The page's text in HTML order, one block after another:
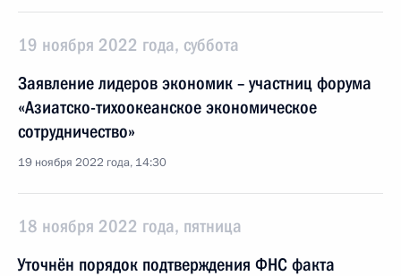
19 ноября 2022 года, суббота
Заявление лидеров экономик – участниц форума
«Азиатско-тихоокеанское экономическое
сотрудничество»
19 ноября 2022 года, 14:30
18 ноября 2022 года, пятница
Уточнён порядок подтверждения ФНС факта